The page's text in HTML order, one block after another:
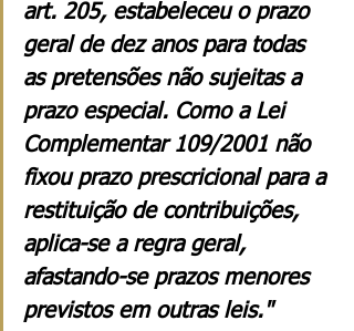
art. 205, estabeleceu o prazo
geral de dez anos para todas
as pretensões não sujeitas a
prazo especial. Como a Lei
Complementar 109/2001 não
fixou prazo prescricional para a
restituição de contribuições,
aplica-se a regra geral,
afastando-se prazos menores
previstos em outras leis."